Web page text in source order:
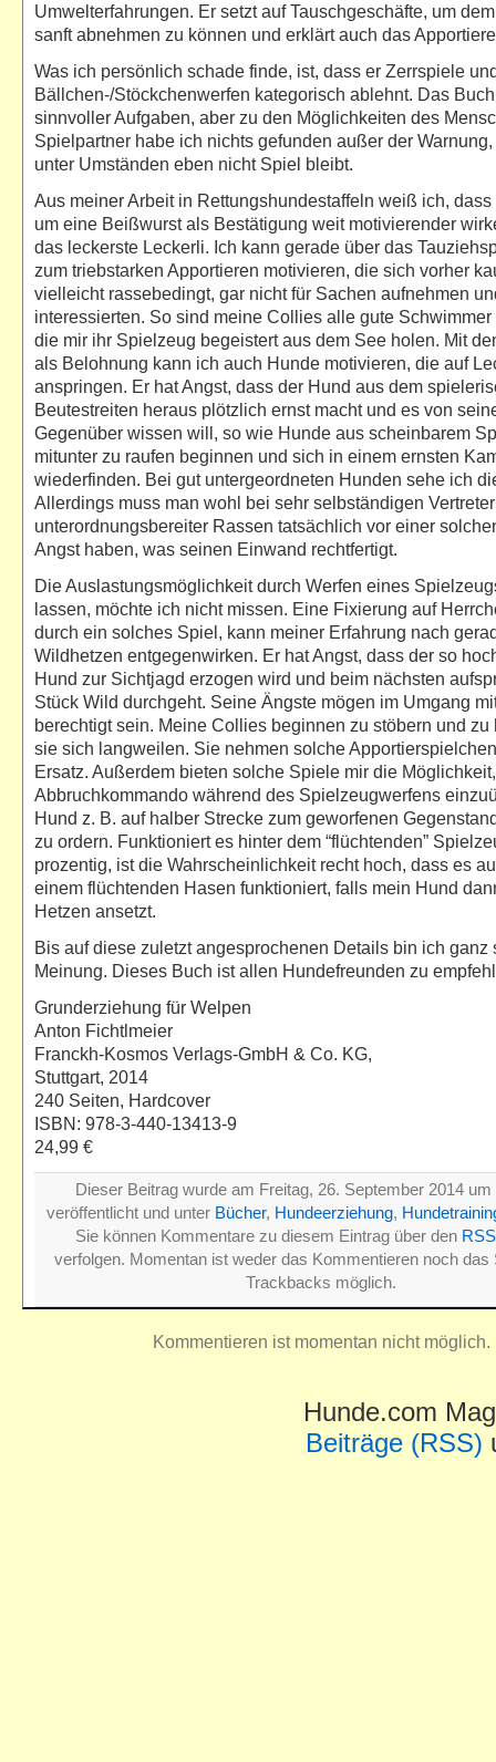
Umwelterfahrungen. Er setzt auf Tauschgeschäfte, um
sanft abnehmen zu können und erklärt auch das
Was ich persönlich schade finde, ist, dass er Zerrspiele
Bällchen-/Stöckchenwerfen kategorisch ablehnt. Das
sinnvoller Aufgaben, aber zu den Möglichkeiten des
Spielpartner habe ich nichts gefunden außer der
unter Umständen eben nicht Spiel bleibt.
Aus meiner Arbeit in Rettungshundestaffeln weiß ich,
um eine Beißwurst als Bestätigung weit motivierender
das leckerste Leckerli. Ich kann gerade über das
zum triebstarken Apportieren motivieren, die sich vorher
vielleicht rassebedingt, gar nicht für Sachen aufnehmen
interessierten. So sind meine Collies alle gute
die mir ihr Spielzeug begeistert aus dem See holen. Mit
als Belohnung kann ich auch Hunde motivieren, die auf
anspringen. Er hat Angst, dass der Hund aus dem
Beutestreiten heraus plötzlich ernst macht und es von
Gegenüber wissen will, so wie Hunde aus scheinbarem
mitunter zu raufen beginnen und sich in einem ernsten
wiederfinden. Bei gut untergeordneten Hunden sehe ich
Allerdings muss man wohl bei sehr selbständigen
unterordnungsbereiter Rassen tatsächlich vor einer
Angst haben, was seinen Einwand rechtfertigt.
Die Auslastungsmöglichkeit durch Werfen eines
lassen, möchte ich nicht missen. Eine Fixierung auf
durch ein solches Spiel, kann meiner Erfahrung nach
Wildhetzen entgegenwirken. Er hat Angst, dass der so
Hund zur Sichtjagd erzogen wird und beim nächsten
Stück Wild durchgeht. Seine Ängste mögen im Umgang
berechtigt sein. Meine Collies beginnen zu stöbern und zu
sie sich langweilen. Sie nehmen solche
Ersatz. Außerdem bieten solche Spiele mir die
Abbruchkommando während des Spielzeugwerfens
Hund z. B. auf halber Strecke zum geworfenen
zu ordern. Funktioniert es hinter dem “flüchtenden”
prozentig, ist die Wahrscheinlichkeit recht hoch, dass es
einem flüchtenden Hasen funktioniert, falls mein Hund
Hetzen ansetzt.
Bis auf diese zuletzt angesprochenen Details bin ich ganz
Meinung. Dieses Buch ist allen Hundefreunden zu
Grunderziehung für Welpen
Anton Fichtlmeier
Franckh-Kosmos Verlags-GmbH & Co. KG,
Stuttgart, 2014
240 Seiten, Hardcover
ISBN: 978-3-440-13413-9
24,99 €
Dieser Beitrag wurde am Freitag, 26. September 2014 um
veröffentlicht und unter Bücher, Hundeerziehung,
Sie können Kommentare zu diesem Eintrag über den
verfolgen. Momentan ist weder das Kommentieren noch das
Trackbacks möglich.
Kommentieren ist momentan nicht möglich.
Hunde.com
Beiträge (RSS)